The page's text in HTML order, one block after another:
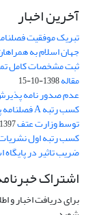
آخرین اخبار
تبریک موفقیت
جهان اسلام به
ثبت مشخصات کامل
مقاله1398-10-15
عدم صدور نامه
توسط وزارت عتف1397-02-03
کسب رتبه اول
ضریب تاثیر در
اشتراک
برای دریافت اخبار و